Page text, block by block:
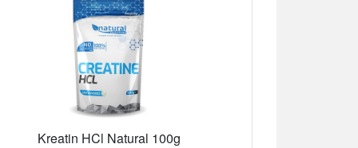
Kreatin HCl Natural 100g